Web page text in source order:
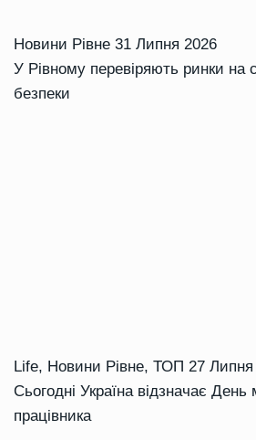
Новини Рівне 31 Липня 2026
У Рівному перевіряють ринки на
безпеки
Life, Новини Рівне, ТОП 27 Липня
Сьогодні Україна відзначає День
працівника